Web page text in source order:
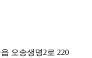
오송생명2로 220